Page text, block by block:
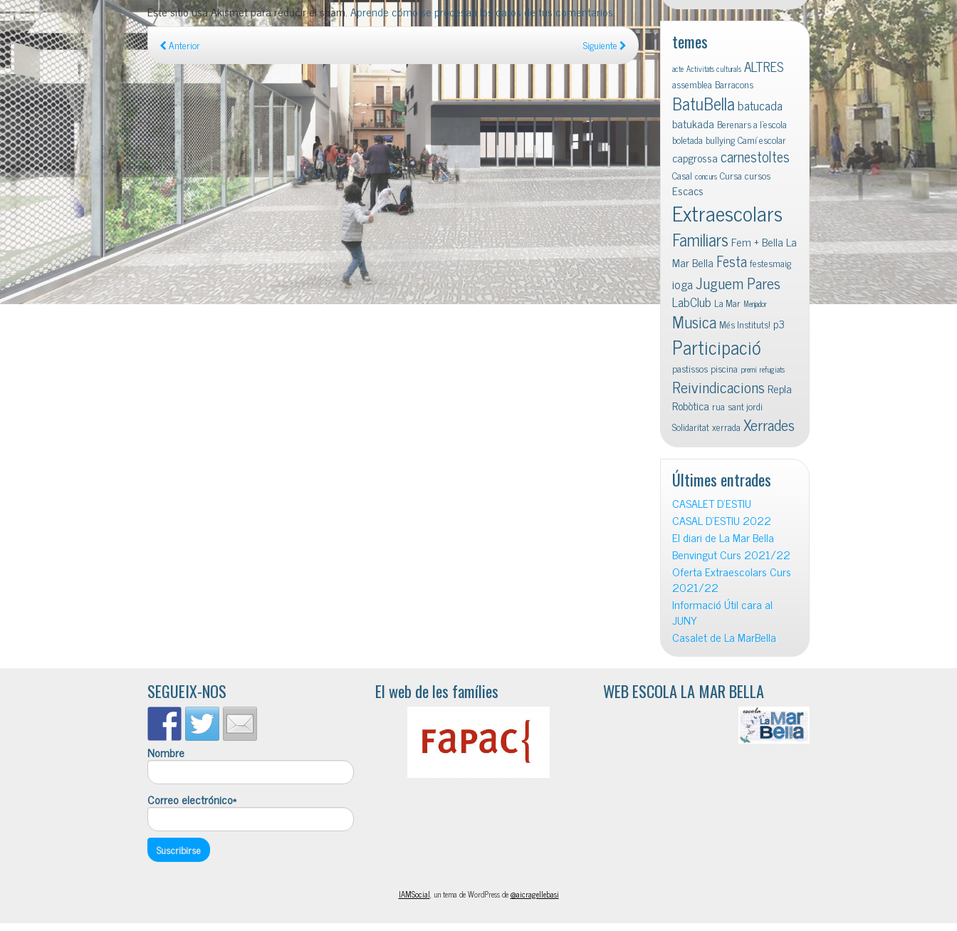
Este sitio usa Akismet para reducir el spam.Aprende cómo se procesan los datos de tus comentarios.
Anterior Siguiente temes
acte Activitats culturals ALTRES
assemblea Barracons
BatuBellabatucada
batukada Berenars a l'escola
boletada bullyingCamí escolar
capgrossacarnestoltes
Casal concurs Cursa cursos
Escacs
Extraescolars
Familiars Fem + Bella La
Mar Bella Festafestesmaig
iogaJuguem Pares
LabClub La Mar Menjador
Musica Més Instituts! p3
Participació
pastissos piscina premi refugiats
Reivindicacions Repla
Robòtica rua sant jordi
Solidaritatxerrada Xerrades
Últimes entrades
CASALET D’ESTIU
CASAL D’ESTIU 2022
El diari de La Mar Bella
Benvingut Curs 2021/22
Oferta Extraescolars Curs
2021/22
Informació Útil cara al
JUNY
Casalet de La MarBella
SEGUEIX-NOS
Nombre
Correo electrónico*
El web de les famílies WEB ESCOLA LA MAR BELLA
IAMSocial, un tema de WordPress de@aicragellebasi